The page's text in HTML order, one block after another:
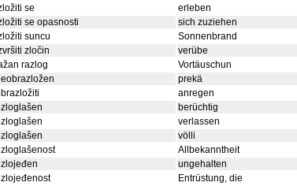
se
erleben
se opasnosti
sich zuziehen
suncu
Sonnenbrand
zločin
verübe
razlog
Vortäuschun
prekä
anregen
berüchtig
verlassen
völli
Allbekanntheit
ungehalten
Entrüstung, die